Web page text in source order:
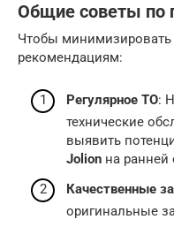
Общие советы по
Чтобы минимизировать
рекомендациям:
Регулярное ТО:
технические
выявить
Jolion на ранней
Качественные
оригинальные